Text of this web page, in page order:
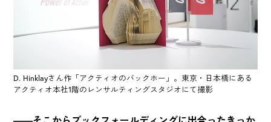
D. Hinklayさん作「アクティオのバックホー」。東京・日本橋にある
アクティオ本社1階のレンサルティングスタジオにて撮影